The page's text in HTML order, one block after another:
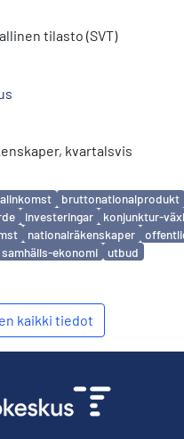
tilasto (SVT)
kvartalsvis
bruttonationalprodukt
investeringar konjunktur-
nationalräkenskaper
samhälls-ekonomi utbud
kaikki tiedot